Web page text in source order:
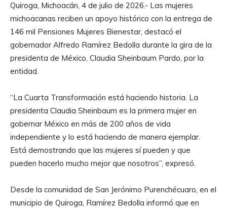
Quiroga, Michoacán, 4 de julio de 2026.- Las mujeres
michoacanas reciben un apoyo histórico con la entrega de
146 mil Pensiones Mujeres Bienestar, destacó el
gobernador Alfredo Ramírez Bedolla durante la gira de la
presidenta de México, Claudia Sheinbaum Pardo, por la
entidad.
“La Cuarta Transformación está haciendo historia. La
presidenta Claudia Sheinbaum es la primera mujer en
gobernar México en más de 200 años de vida
independiente y lo está haciendo de manera ejemplar.
Está demostrando que las mujeres sí pueden y que
pueden hacerlo mucho mejor que nosotros”, expresó.
Desde la comunidad de San Jerónimo Purenchécuaro, en el
municipio de Quiroga, Ramírez Bedolla informó que en